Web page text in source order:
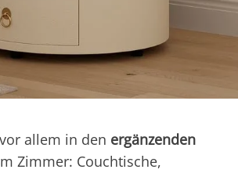
allem in den ergänzenden
Zimmer: Couchtische,